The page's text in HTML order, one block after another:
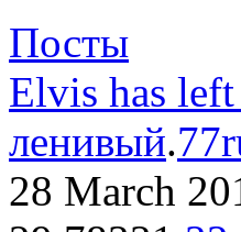
Посты
Elvis has
ленивый.
28 March